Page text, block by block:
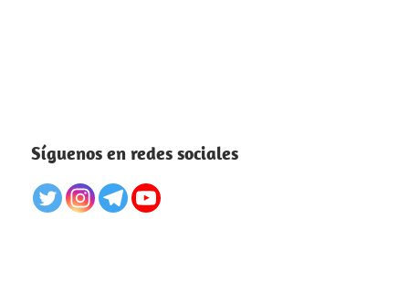
Síguenos en redes sociales